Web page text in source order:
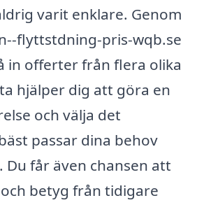
varit enklare. Genom
flyttstdning-pris-wqb.se
in offerter från flera olika
hjälper dig att göra en
och välja det
passar dina behov
Du får även chansen att
betyg från tidigare